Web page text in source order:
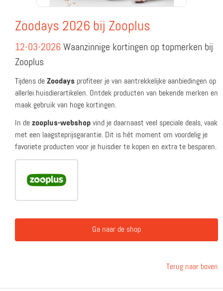
Zoodays 2026 bij Zooplus
12-03-2026 Waanzinnige kortingen op topmerken bij
Zooplus
Tijdens de Zoodays profiteer je van aantrekkelijke aanbiedingen op
allerlei huisdierartikelen. Ontdek producten van bekende merken en
maak gebruik van hoge kortingen.
In de zooplus-webshop vind je daarnaast veel speciale deals, vaak
met een laagsteprijsgarantie. Dit is hét moment om voordelig je
favoriete producten voor je huisdier te kopen en extra te besparen.
Ga naar de shop
Terug naar boven